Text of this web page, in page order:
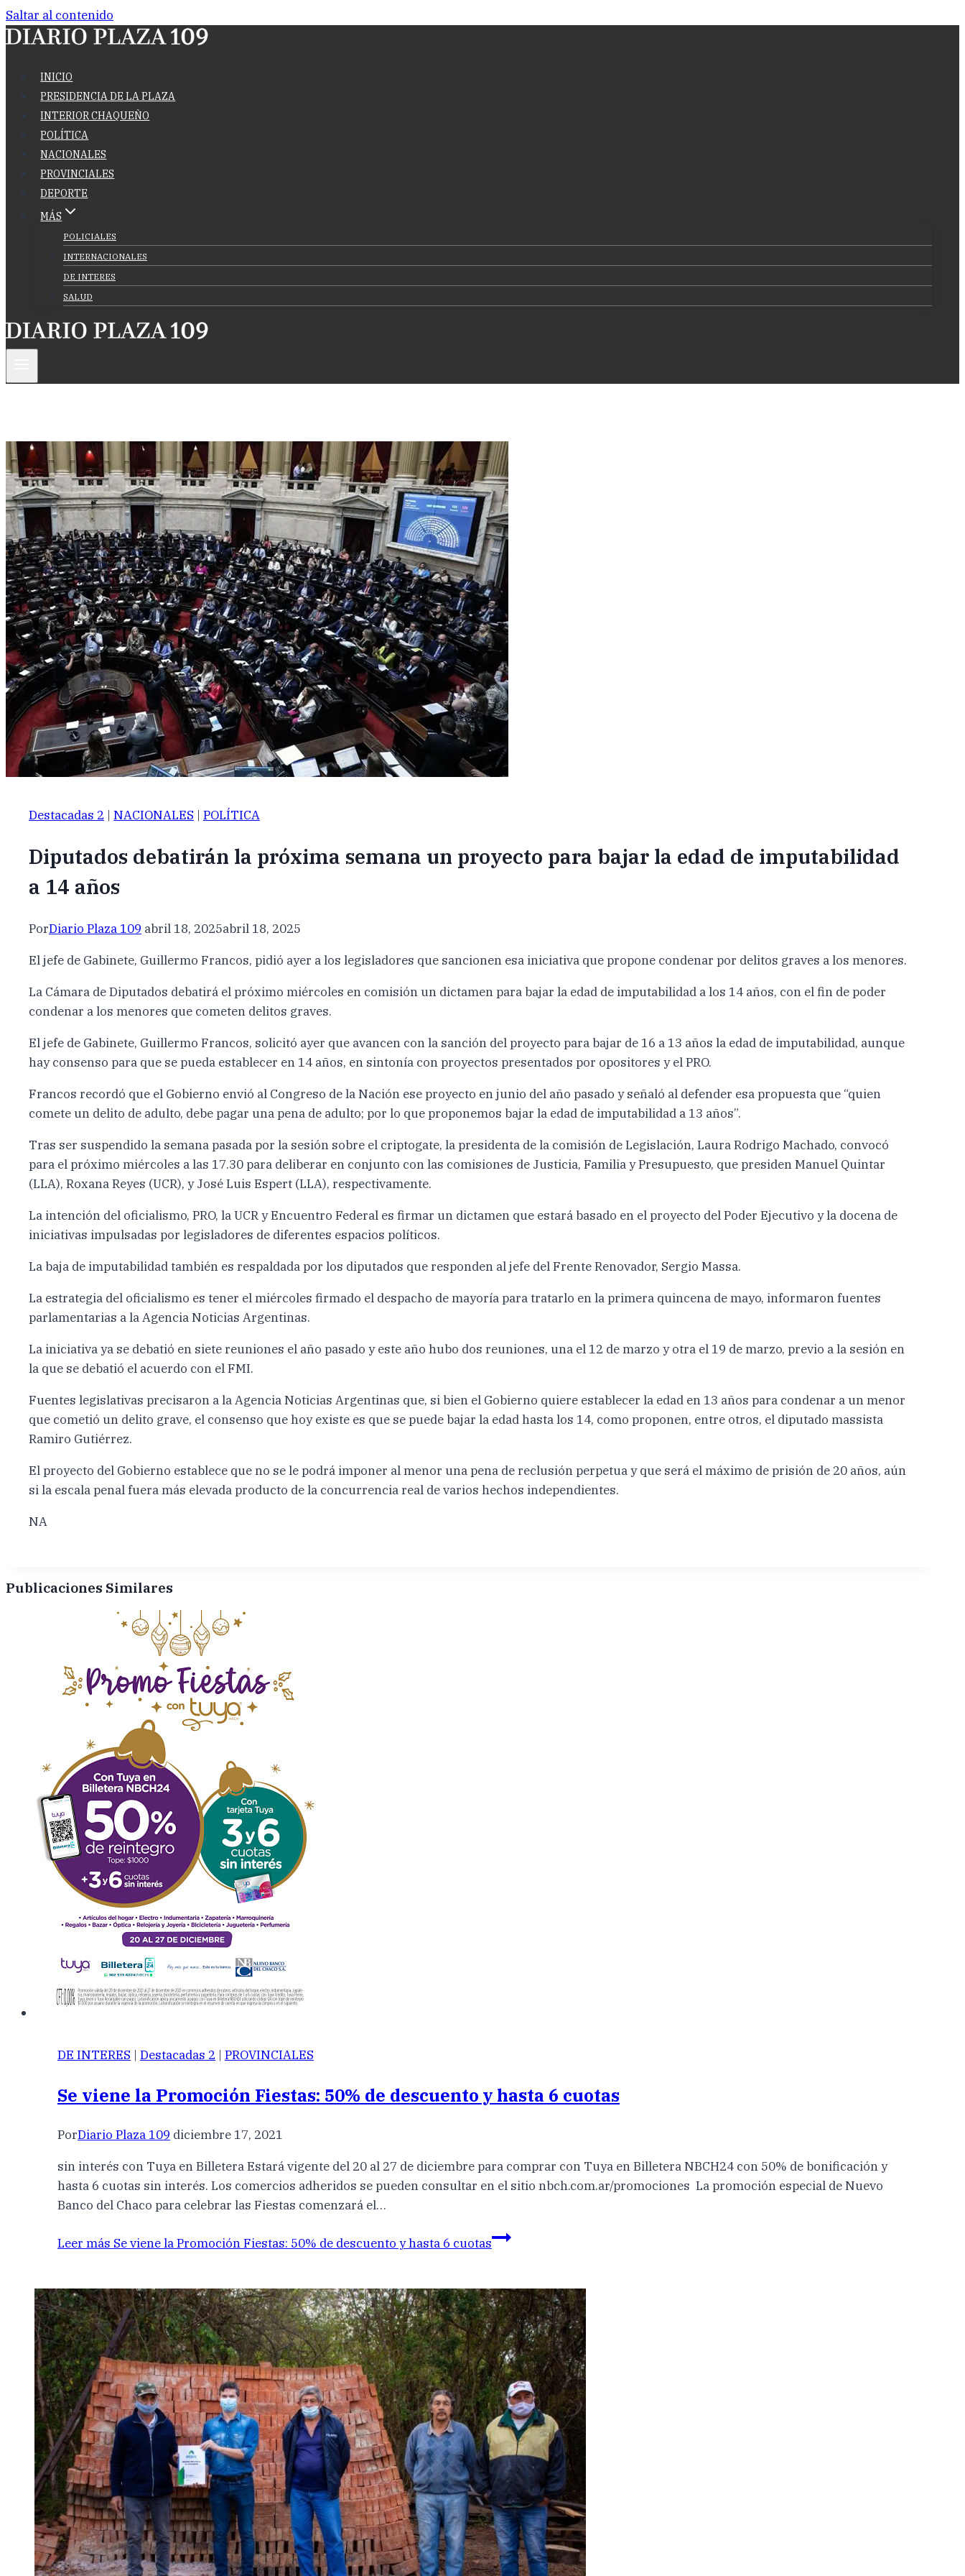
Saltar al contenido
INICIO
PRESIDENCIA DE LA PLAZA
INTERIOR CHAQUEÑO
POLÍTICA
NACIONALES
PROVINCIALES
DEPORTE
MÁS
POLICIALES
INTERNACIONALES
DE INTERES
SALUD
Destacadas 2 | NACIONALES | POLÍTICA
Diputados debatirán la próxima semana un proyecto para bajar la edad de imputabilidad
a 14 años
PorDiario Plaza 109 abril 18, 2025abril 18, 2025
El jefe de Gabinete, Guillermo Francos, pidió ayer a los legisladores que sancionen esa iniciativa que propone condenar por delitos graves a los menores.
La Cámara de Diputados debatirá el próximo miércoles en comisión un dictamen para bajar la edad de imputabilidad a los 14 años, con el fin de poder
condenar a los menores que cometen delitos graves.
El jefe de Gabinete, Guillermo Francos, solicitó ayer que avancen con la sanción del proyecto para bajar de 16 a 13 años la edad de imputabilidad, aunque
hay consenso para que se pueda establecer en 14 años, en sintonía con proyectos presentados por opositores y el PRO.
Francos recordó que el Gobierno envió al Congreso de la Nación ese proyecto en junio del año pasado y señaló al defender esa propuesta que “quien
comete un delito de adulto, debe pagar una pena de adulto; por lo que proponemos bajar la edad de imputabilidad a 13 años”.
Tras ser suspendido la semana pasada por la sesión sobre el criptogate, la presidenta de la comisión de Legislación, Laura Rodrigo Machado, convocó
para el próximo miércoles a las 17.30 para deliberar en conjunto con las comisiones de Justicia, Familia y Presupuesto, que presiden Manuel Quintar
(LLA), Roxana Reyes (UCR), y José Luis Espert (LLA), respectivamente.
La intención del oficialismo, PRO, la UCR y Encuentro Federal es firmar un dictamen que estará basado en el proyecto del Poder Ejecutivo y la docena de
iniciativas impulsadas por legisladores de diferentes espacios políticos.
La baja de imputabilidad también es respaldada por los diputados que responden al jefe del Frente Renovador, Sergio Massa.
La estrategia del oficialismo es tener el miércoles firmado el despacho de mayoría para tratarlo en la primera quincena de mayo, informaron fuentes
parlamentarias a la Agencia Noticias Argentinas.
La iniciativa ya se debatió en siete reuniones el año pasado y este año hubo dos reuniones, una el 12 de marzo y otra el 19 de marzo, previo a la sesión en
la que se debatió el acuerdo con el FMI.
Fuentes legislativas precisaron a la Agencia Noticias Argentinas que, si bien el Gobierno quiere establecer la edad en 13 años para condenar a un menor
que cometió un delito grave, el consenso que hoy existe es que se puede bajar la edad hasta los 14, como proponen, entre otros, el diputado massista
Ramiro Gutiérrez.
El proyecto del Gobierno establece que no se le podrá imponer al menor una pena de reclusión perpetua y que será el máximo de prisión de 20 años, aún
si la escala penal fuera más elevada producto de la concurrencia real de varios hechos independientes.
NA
Publicaciones Similares
DE INTERES | Destacadas 2 | PROVINCIALES
Se viene la Promoción Fiestas: 50% de descuento y hasta 6 cuotas
PorDiario Plaza 109 diciembre 17, 2021
sin interés con Tuya en Billetera Estará vigente del 20 al 27 de diciembre para comprar con Tuya en Billetera NBCH24 con 50% de bonificación y
hasta 6 cuotas sin interés. Los comercios adheridos se pueden consultar en el sitio nbch.com.ar/promociones La promoción especial de Nuevo
Banco del Chaco para celebrar las Fiestas comenzará el…
Leer más Se viene la Promoción Fiestas: 50% de descuento y hasta 6 cuotas